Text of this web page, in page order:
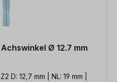
Ø 12.7 mm
D: 12,7 mm | NL: 19 mm |